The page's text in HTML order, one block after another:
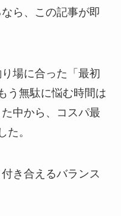
ら、この記事が即
場に合った「最初
う無駄に悩む時間は
中から、コスパ最
た。
き合えるバランス